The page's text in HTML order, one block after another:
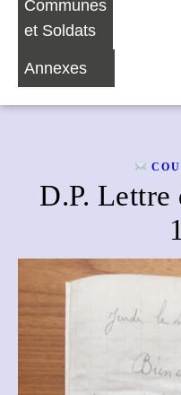
Communes
et Soldats
Annexes
D.P. Lettre